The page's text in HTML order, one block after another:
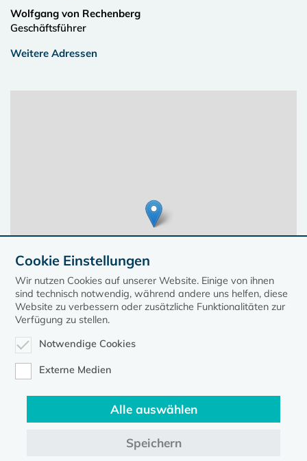
Wolfgang von Rechenberg
Geschäftsführer
Weitere Adressen
Diese Seite gehört zum Portalkirche-mv.de
Evangelische Kirche in Mecklenburg-Vorpommern © 2026
Cookie Einstellungen
Wir nutzen Cookies auf unserer Website. Einige von ihnen
sind technisch notwendig, während andere uns helfen, diese
Website zu verbessern oder zusätzliche Funktionalitäten zur
Verfügung zu stellen.
Notwendige Cookies
Externe Medien
Alle auswählen
Speichern